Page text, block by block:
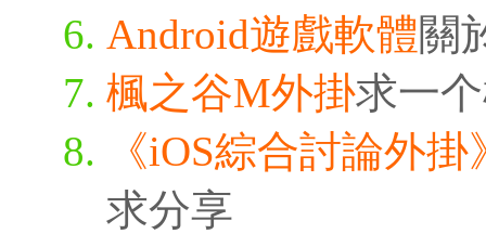
Android遊戲軟體關
楓之谷M外掛求一
《iOS綜合討論外掛
求分享